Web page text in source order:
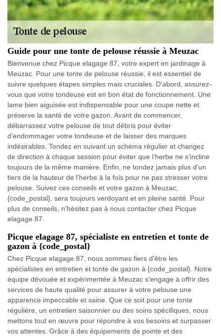
Guide pour une tonte de pelouse réussie à Meuzac
Bienvenue chez Picque elagage 87, votre expert en jardinage à
Meuzac. Pour une tonte de pelouse réussie, il est essentiel de
suivre quelques étapes simples mais cruciales. D'abord, assurez-
vous que votre tondeuse est en bon état de fonctionnement. Une
lame bien aiguisée est indispensable pour une coupe nette et
préserve la santé de votre gazon. Avant de commencer,
débarrassez votre pelouse de tout débris pour éviter
d’endommager votre tondeuse et de laisser des marques
indésirables. Tondez en suivant un schéma régulier et changez
de direction à chaque session pour éviter que l’herbe ne s'incline
toujours de la même manière. Enfin, ne tondez jamais plus d'un
tiers de la hauteur de l'herbe à la fois pour ne pas stresser votre
pelouse. Suivez ces conseils et votre gazon à Meuzac,
{code_postal}, sera toujours verdoyant et en pleine santé. Pour
plus de conseils, n'hésitez pas à nous contacter chez Picque
elagage 87.
Picque elagage 87, spécialiste en entretien et tonte de
gazon à {code_postal}
Chez Picque elagage 87, nous sommes fiers d'être les
spécialistes en entretien et tonte de gazon à {code_postal}. Notre
équipe dévouée et expérimentée à Meuzac s'engage à offrir des
services de haute qualité pour assurer à votre pelouse une
apparence impeccable et saine. Que ce soit pour une tonte
régulière, un entretien saisonnier ou des soins spécifiques, nous
mettons tout en œuvre pour répondre à vos besoins et surpasser
vos attentes. Grâce à des équipements de pointe et des